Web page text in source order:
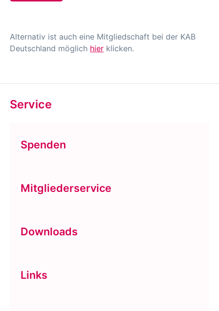
Alternativ ist auch eine Mitgliedschaft bei der KAB
Deutschland möglich hier klicken.
Service
Spenden
Mitgliederservice
Downloads
Links